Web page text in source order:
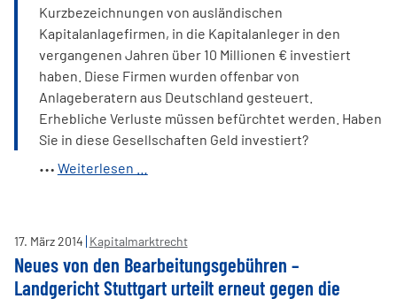
Kurzbezeichnungen von ausländischen
Kapitalanlagefirmen, in die Kapitalanleger in den
vergangenen Jahren über 10 Millionen € investiert
haben. Diese Firmen wurden offenbar von
Anlageberatern aus Deutschland gesteuert.
Erhebliche Verluste müssen befürchtet werden. Haben
Sie in diese Gesellschaften Geld investiert?
Weiterlesen …
CM,
GIC,
Aruni,
17. März2014 Kapitalmarktrecht
Neues von den Bearbeitungsgebühren –
Landgericht Stuttgart urteilt erneut gegen die